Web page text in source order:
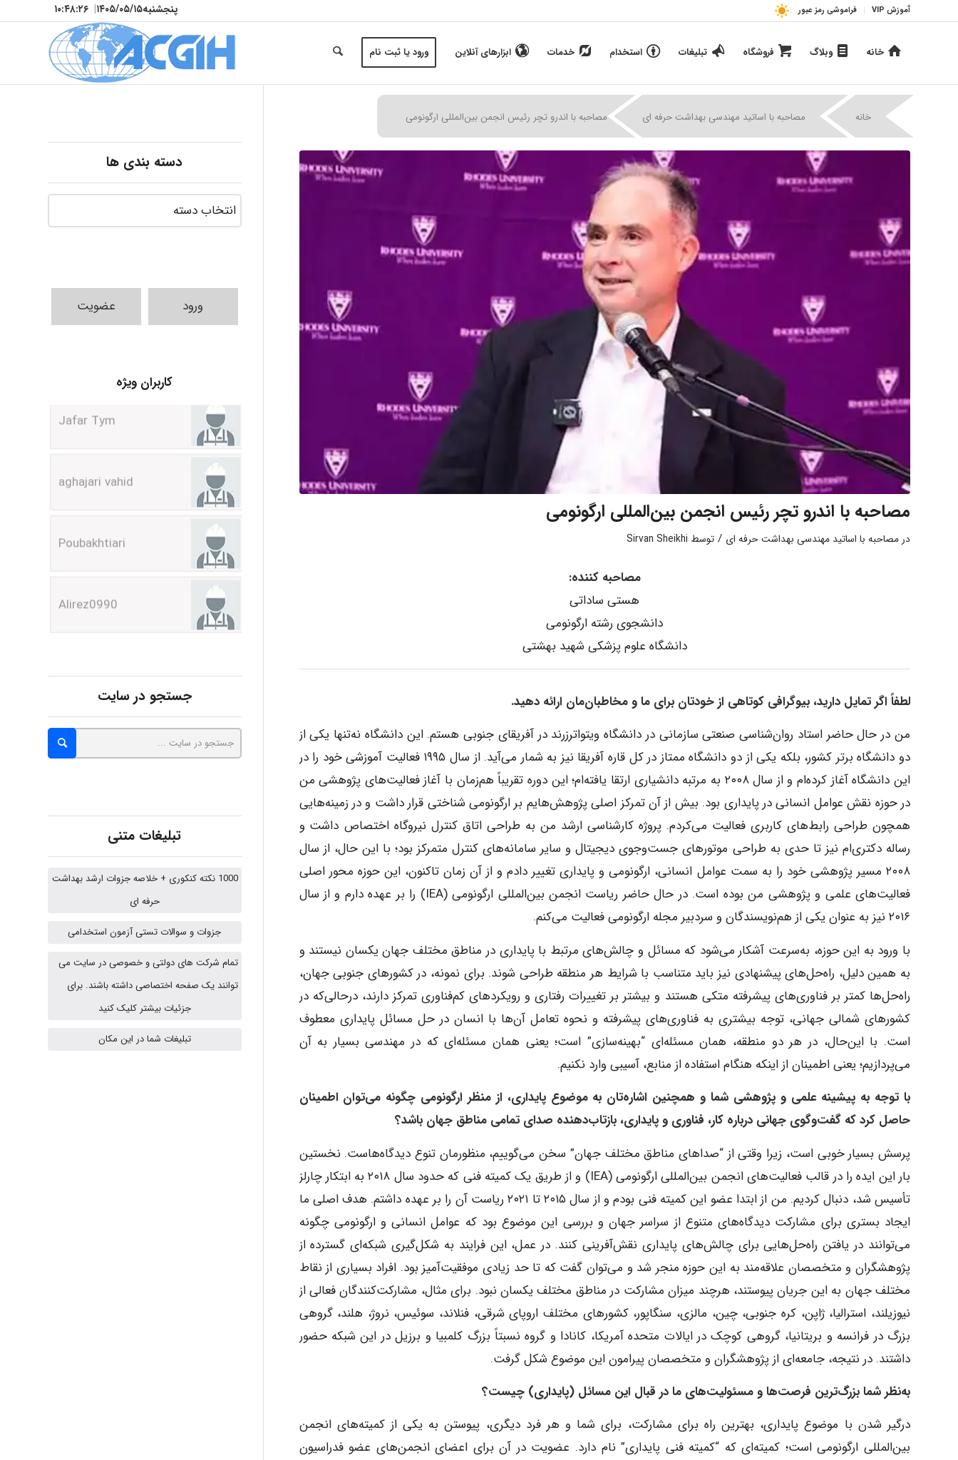
آموزش VIP فراموشی رمز عبور پنجشنبه۱۴۰۵/۰۵/۱۵| ۱۰:۴۸:۲۷
خانه وبلاگ فروشگاه تبلیغات استخدام خدمات ابزارهای آنلاین ورود یا ثبت نام
خانه مصاحبه با اساتید مهندسی بهداشت حرفه ای | مصاحبه با اندرو تچر رئیس انجمن بین‌المللی ارگونومی
مصاحبه با اندرو تچر رئیس انجمن بین‌المللی ارگونومی
در مصاحبه با اساتید مهندسی بهداشت حرفه ای / توسط Sirvan Sheikhi
مصاحبه کننده:
هستی ساداتی
دانشجوی رشته ارگونومی
دانشگاه علوم پزشکی شهید بهشتی
لطفاً اگر تمایل دارید، بیوگرافی کوتاهی از خودتان برای ما و مخاطبان‌مان ارائه دهید.
من در حال حاضر استاد روان‌شناسی صنعتی سازمانی در دانشگاه ویتواترزرند در آفریقای جنوبی هستم. این دانشگاه نه‌تنها یکی از
دو دانشگاه برتر کشور، بلکه یکی از دو دانشگاه ممتاز در کل قاره آفریقا نیز به شمار می‌آید. از سال ۱۹۹۵ فعالیت آموزشی خود را در
این دانشگاه آغاز کرده‌ام و از سال ۲۰۰۸ به مرتبه دانشیاری ارتقا یافته‌ام؛ این دوره تقریباً هم‌زمان با آغاز فعالیت‌های پژوهشی من
در حوزه نقش عوامل انسانی در پایداری بود. بیش از آن تمرکز اصلی پژوهش‌هایم بر ارگونومی شناختی قرار داشت و در زمینه‌هایی
همچون طراحی رابط‌های کاربری فعالیت می‌کردم. پروژه کارشناسی ارشد من به طراحی اتاق کنترل نیروگاه اختصاص داشت و
رساله دکتری‌ام نیز تا حدی به طراحی موتورهای جست‌وجوی دیجیتال و سایر سامانه‌های کنترل متمرکز بود؛ با این حال، از سال
۲۰۰۸ مسیر پژوهشی خود را به سمت عوامل انسانی، ارگونومی و پایداری تغییر دادم و از آن زمان تاکنون، این حوزه محور اصلی
فعالیت‌های علمی و پژوهشی من بوده است. در حال حاضر ریاست انجمن بین‌المللی ارگونومی (IEA) را بر عهده دارم و از سال
۲۰۱۶ نیز به عنوان یکی از هم‌نویسندگان و سردبیر مجله ارگونومی فعالیت می‌کنم.
با ورود به این حوزه، به‌سرعت آشکار می‌شود که مسائل و چالش‌های مرتبط با پایداری در مناطق مختلف جهان یکسان نیستند و
به همین دلیل، راه‌حل‌های پیشنهادی نیز باید متناسب با شرایط هر منطقه طراحی شوند. برای نمونه، در کشورهای جنوبی جهان،
راه‌حل‌ها کمتر بر فناوری‌های پیشرفته متکی هستند و بیشتر بر تغییرات رفتاری و رویکردهای کم‌فناوری تمرکز دارند، درحالی‌که در
کشورهای شمالی جهانی، توجه بیشتری به فناوری‌های پیشرفته و نحوه تعامل آن‌ها با انسان در حل مسائل پایداری معطوف
است. با این‌حال، در هر دو منطقه، همان مسئله‌ای “بهینه‌سازی” است؛ یعنی همان مسئله‌ای که در مهندسی بسیار به آن
می‌پردازیم؛ یعنی اطمینان از اینکه هنگام استفاده از منابع، آسیبی وارد نکنیم.
با توجه به پیشینه علمی و پژوهشی شما و همچنین اشاره‌تان به موضوع پایداری، از منظر ارگونومی چگونه می‌توان اطمینان
حاصل کرد که گفت‌وگوی جهانی درباره کار، فناوری و پایداری، بازتاب‌دهنده صدای تمامی مناطق جهان باشد؟
پرسش بسیار خوبی است، زیرا وقتی از “صداهای مناطق مختلف جهان” سخن می‌گوییم، منظورمان تنوع دیدگاه‌هاست. نخستین
بار این ایده را در قالب فعالیت‌های انجمن بین‌المللی ارگونومی (IEA) و از طریق یک کمیته فنی که حدود سال ۲۰۱۸ به ابتکار چارلز
تأسیس شد، دنبال کردیم. من از ابتدا عضو این کمیته فنی بودم و از سال ۲۰۱۵ تا ۲۰۲۱ ریاست آن را بر عهده داشتم. هدف اصلی ما
ایجاد بستری برای مشارکت دیدگاه‌های متنوع از سراسر جهان و بررسی این موضوع بود که عوامل انسانی و ارگونومی چگونه
می‌توانند در یافتن راه‌حل‌هایی برای چالش‌های پایداری نقش‌آفرینی کنند. در عمل، این فرایند به شکل‌گیری شبکه‌ای گسترده از
پژوهشگران و متخصصان علاقه‌مند به این حوزه منجر شد و می‌توان گفت که تا حد زیادی موفقیت‌آمیز بود. افراد بسیاری از نقاط
مختلف جهان به این جریان پیوستند، هرچند میزان مشارکت در مناطق مختلف یکسان نبود. برای مثال، مشارکت‌کنندگان فعالی از
نیوزیلند، استرالیا، ژاپن، کره جنوبی، چین، مالزی، سنگاپور، کشورهای مختلف اروپای شرقی، فنلاند، سوئیس، نروژ، هلند، گروهی
بزرگ در فرانسه و بریتانیا، گروهی کوچک در ایالات متحده آمریکا، کانادا و گروه نسبتاً بزرگ کلمبیا و برزیل در این شبکه حضور
داشتند. در نتیجه، جامعه‌ای از پژوهشگران و متخصصان پیرامون این موضوع شکل گرفت.
به‌نظر شما بزرگ‌ترین فرصت‌ها و مسئولیت‌های ما در قبال این مسائل (پایداری) چیست؟
درگیر شدن با موضوع پایداری، بهترین راه برای مشارکت، برای شما و هر فرد دیگری، پیوستن به یکی از کمیته‌های انجمن
بین‌المللی ارگونومی است؛ کمیته‌ای که “کمیته فنی پایداری” نام دارد. عضویت در آن برای اعضای انجمن‌های عضو فدراسیون
دسته بندی ها
ورود عضویت
کاربران ویژه
Kati
emami
Chehri
Jafar Tym
aghajari vahid
جستجو در سایت
تبلیغات متنی
1000 نکته کنکوری + خلاصه جزوات ارشد بهداشت
حرفه ای
جزوات و سوالات تستی آزمون استخدامی
تمام شرکت های دولتی و خصوصی در سایت می
توانند یک صفحه اختصاصی داشته باشند. برای
جزئیات بیشتر کلیک کنید
تبلیغات شما در این مکان